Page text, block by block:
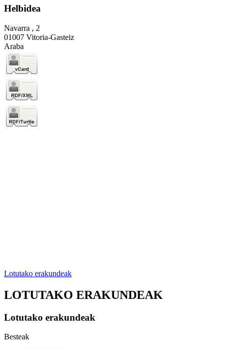
Helbidea
Navarra , 2
01007 Vitoria-Gasteiz
Araba
Lotutako erakundeak
LOTUTAKO ERAKUNDEAK
Lotutako erakundeak
Besteak